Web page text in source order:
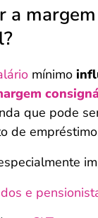
a margem
mínimo
que pode
de
e